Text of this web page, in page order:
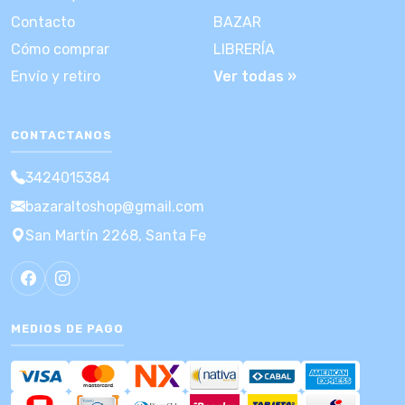
Contacto
Cómo comprar
Envío y retiro
BAZAR
LIBRERÍA
Ver todas »
CONTACTANOS
3424015384
bazaraltoshop@gmail.com
San Martín 2268, Santa Fe
MEDIOS DE PAGO